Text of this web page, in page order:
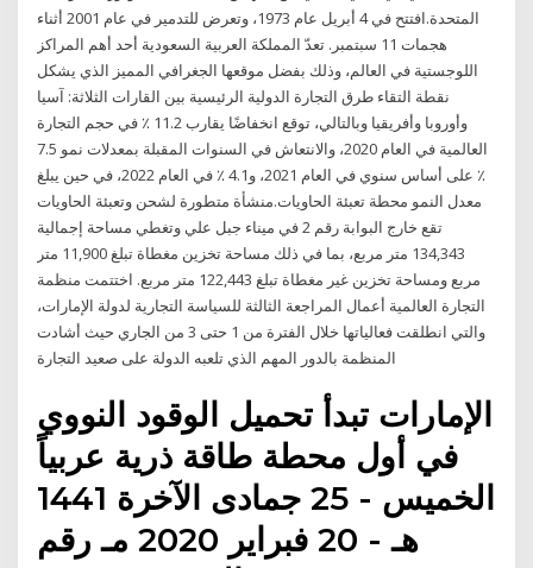
المتحدة.افتتح في 4 أبريل عام 1973، وتعرض للتدمير في عام 2001 أثناء
هجمات 11 سبتمبر. تعدّ المملكة العربية السعودية أحد أهم المراكز
اللوجستية في العالم، وذلك بفضل موقعها الجغرافي المميز الذي يشكل
نقطة التقاء طرق التجارة الدولية الرئيسية بين القارات الثلاثة: آسيا
وأوروبا وأفريقيا وبالتالي، توقع انخفاضًا يقارب 11.2 ٪ في حجم التجارة
العالمية في العام 2020، والانتعاش في السنوات المقبلة بمعدلات نمو 7.5
٪ على أساس سنوي في العام 2021، و4.1 ٪ في العام 2022، في حين يبلغ
معدل النمو محطة تعبئة الحاويات.منشأة متطورة لشحن وتعبئة الحاويات
تقع خارج البوابة رقم 2 في ميناء جبل علي وتغطي مساحة إجمالية
134,343 متر مربع، بما في ذلك مساحة تخزين مغطاة تبلغ 11,900 متر
مربع ومساحة تخزين غير مغطاة تبلغ 122,443 متر مربع. اختتمت منظمة
التجارة العالمية أعمال المراجعة الثالثة للسياسة التجارية لدولة الإمارات،
والتي انطلقت فعالياتها خلال الفترة من 1 حتى 3 من الجاري حيث أشادت
المنظمة بالدور المهم الذي تلعبه الدولة على صعيد التجارة
الإمارات تبدأ تحميل الوقود النووي
في أول محطة طاقة ذرية عربياً
الخميس - 25 جمادى الآخرة 1441
هـ - 20 فبراير 2020 مـ رقم